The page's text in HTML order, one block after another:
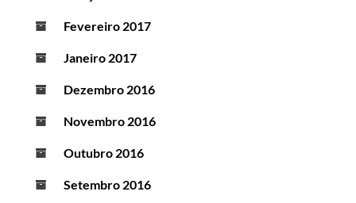
Fevereiro 2017
Janeiro 2017
Dezembro 2016
Novembro 2016
Outubro 2016
Setembro 2016